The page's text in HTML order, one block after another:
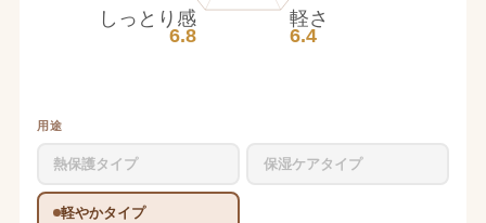
軽さ
6.4
しっとり感
6.8
用途
熱保護タイプ 保湿ケアタイプ
軽やかタイプ